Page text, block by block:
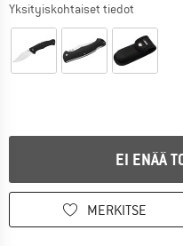
Yksityiskohtaiset tiedot
EI ENÄÄ
MERKITSE